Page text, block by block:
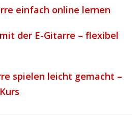
einfach online lernen
der E-Gitarre – flexibel
spielen leicht gemacht –